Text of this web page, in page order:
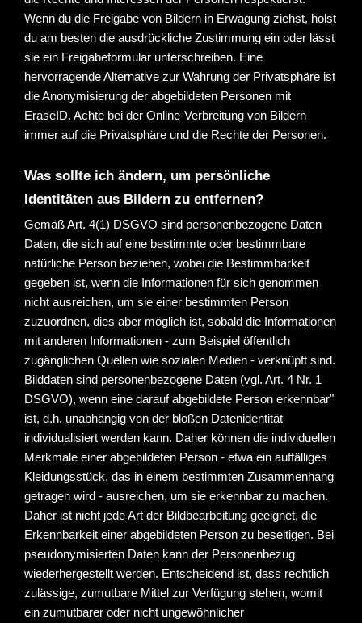
Wenn du die Freigabe von Bildern in Erwägung ziehst, holst
du am besten die ausdrückliche Zustimmung ein oder lässt
sie ein Freigabeformular unterschreiben. Eine
hervorragende Alternative zur Wahrung der Privatsphäre ist
die Anonymisierung der abgebildeten Personen mit
EraseID. Achte bei der Online-Verbreitung von Bildern
immer auf die Privatsphäre und die Rechte der Personen.
Was sollte ich ändern, um persönliche
Identitäten aus Bildern zu entfernen?
Gemäß Art. 4(1) DSGVO sind personenbezogene Daten
Daten, die sich auf eine bestimmte oder bestimmbare
natürliche Person beziehen, wobei die Bestimmbarkeit
gegeben ist, wenn die Informationen für sich genommen
nicht ausreichen, um sie einer bestimmten Person
zuzuordnen, dies aber möglich ist, sobald die Informationen
mit anderen Informationen - zum Beispiel öffentlich
Bilddaten sind personenbezogene Daten (vgl. Art. 4 Nr. 1
DSGVO), wenn eine darauf abgebildete Person erkennbar"
ist, d.h. unabhängig von der bloßen Datenidentität
individualisiert werden kann. Daher können die individuellen
Merkmale einer abgebildeten Person - etwa ein auffälliges
Kleidungsstück, das in einem bestimmten Zusammenhang
getragen wird - ausreichen, um sie erkennbar zu machen.
Daher ist nicht jede Art der Bildbearbeitung geeignet, die
Erkennbarkeit einer abgebildeten Person zu beseitigen. Bei
pseudonymisierten Daten kann der Personenbezug
wiederhergestellt werden. Entscheidend ist, dass rechtlich
zulässige, zumutbare Mittel zur Verfügung stehen, womit
ein zumutbarer oder nicht ungewöhnlicher